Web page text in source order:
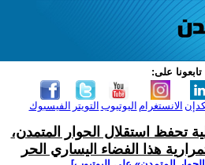
تابعونا على:
الفيسبوك التويتر اليوتيوب الانستغرام
تحفظ استقلال الحوار المتمدن،
هذا الفضاء اليساري الحر